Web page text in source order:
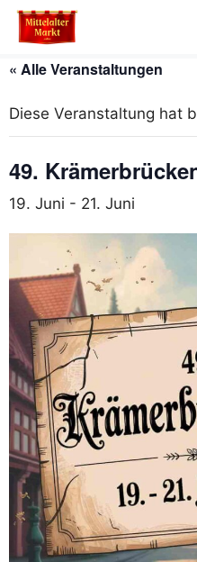
Zum
Inhalt
« Alle Veranstaltungen
Diese Veranstaltung hat
49.
19. Juni - 21. Juni